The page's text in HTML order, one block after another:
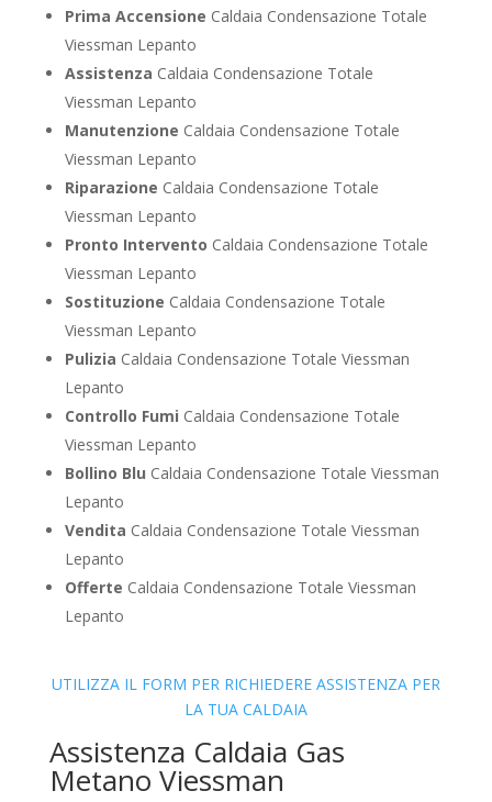
Prima Accensione Caldaia Condensazione Totale
Viessman Lepanto
Assistenza Caldaia Condensazione Totale
Viessman Lepanto
Manutenzione Caldaia Condensazione Totale
Viessman Lepanto
Riparazione Caldaia Condensazione Totale
Viessman Lepanto
Pronto Intervento Caldaia Condensazione Totale
Viessman Lepanto
Sostituzione Caldaia Condensazione Totale
Viessman Lepanto
Pulizia Caldaia Condensazione Totale Viessman
Lepanto
Controllo Fumi Caldaia Condensazione Totale
Viessman Lepanto
Bollino Blu Caldaia Condensazione Totale Viessman
Lepanto
Vendita Caldaia Condensazione Totale Viessman
Lepanto
Offerte Caldaia Condensazione Totale Viessman
Lepanto
UTILIZZA IL FORM PER RICHIEDERE ASSISTENZA PER
LA TUA CALDAIA
Assistenza Caldaia Gas
Metano Viessman